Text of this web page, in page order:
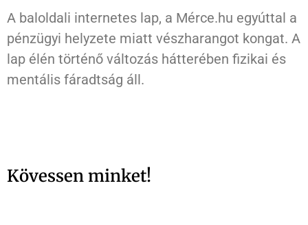
A baloldali internetes lap, a Mérce.hu egyúttal a
pénzügyi helyzete miatt vészharangot kongat. A
lap élén történő változás hátterében fizikai és
mentális fáradtság áll.
Kövessen minket!